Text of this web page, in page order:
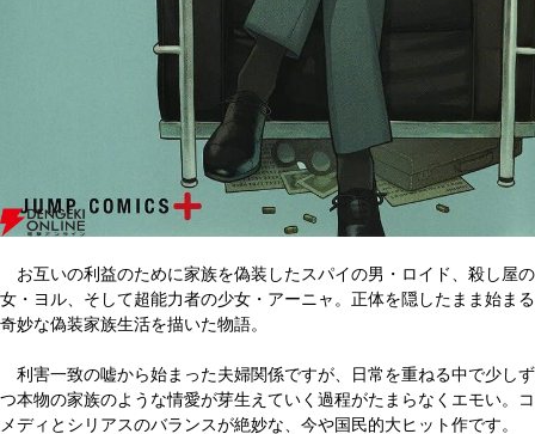
お互いの利益のために家族を偽装したスパイの男・ロイド、殺し屋の
女・ヨル、そして超能力者の少女・アーニャ。正体を隠したまま始まる
奇妙な偽装家族生活を描いた物語。
利害一致の嘘から始まった夫婦関係ですが、日常を重ねる中で少しず
つ本物の家族のような情愛が芽生えていく過程がたまらなくエモい。コ
メディとシリアスのバランスが絶妙な、今や国民的大ヒット作です。